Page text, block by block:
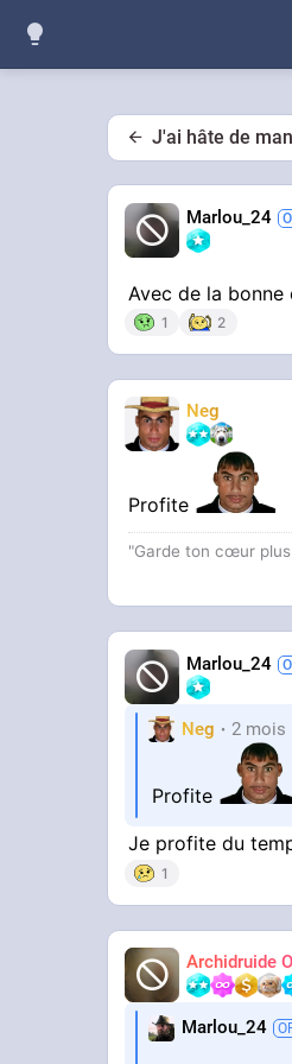
J'ai hâte de
Marlou_24
Avec de la
1 2
Neg
Profite
"Garde ton cœur
Marlou_24
Neg 2 mois
Profite
Je profite du
1
Marlou_24